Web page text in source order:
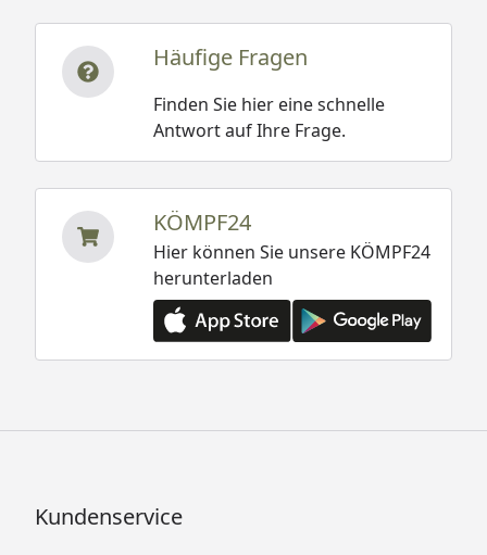
Häufige Fragen
Finden Sie hier eine schnelle
Antwort auf Ihre Frage.
KÖMPF24
Hier können Sie unsere KÖMPF24
herunterladen
Kundenservice